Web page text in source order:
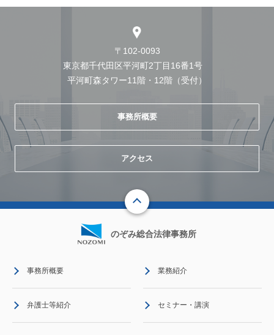
〒102-0093
東京都千代田区平河町2丁目16番1号
平河町森タワー11階・12階（受付）
事務所概要
アクセス
のぞみ総合法律事務所
事務所概要 業務紹介
弁護士等紹介 セミナー・講演